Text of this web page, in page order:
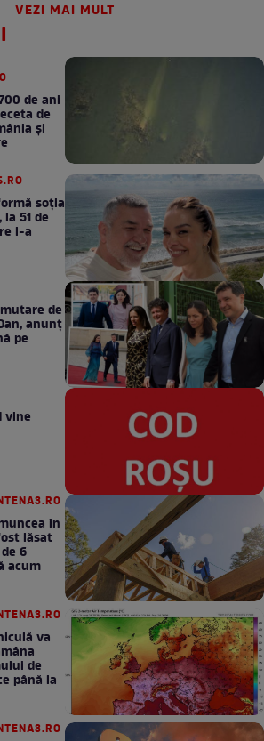
VEZI MAI MULT
de ani
de
şi
soţia
51 de
l-a
anunţ
pe
vine
în
lăsat
6
acum
va
de
până la